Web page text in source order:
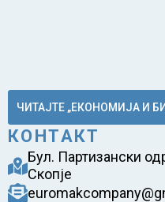
ЧИТАЈТЕ „ЕКОНОМИЈА И
КОНТАКТ
Бул. Партизански
Скопје